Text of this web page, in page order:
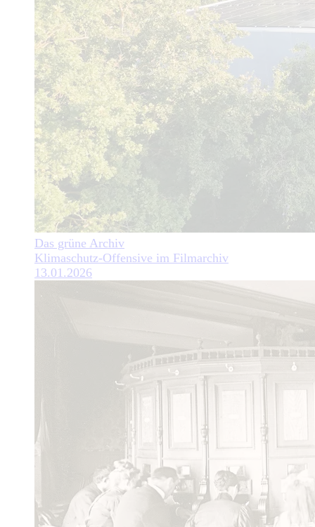
Das grüne Archiv
Klimaschutz-Offensive im Filmarchiv
13.01.2026